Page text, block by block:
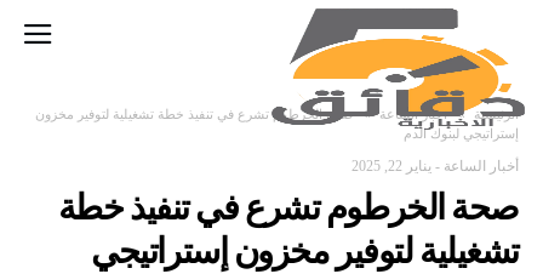
‫الرئيسية‬ أخبار الساعة
صحة الخرطوم تشرع في تنفيذ خطة تشغيلية لتوفير مخزون
إستراتيجي لبنوك الدم
أخبار الساعة - يناير 22, 2025
صحة الخرطوم تشرع في تنفيذ خطة
تشغيلية لتوفير مخزون إستراتيجي